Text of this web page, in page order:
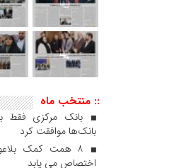
:: منتخب ماه
بانک‌ها موافقت کرد
۸ همت کمک
اختصاص می یابد